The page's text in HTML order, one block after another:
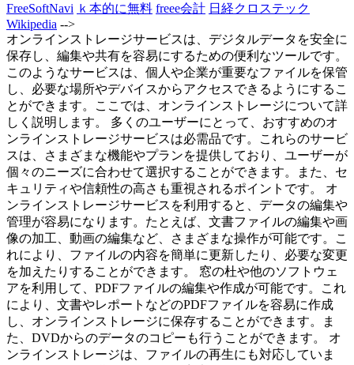
FreeSoftNavi ｋ本的に無料 freee会計 日経クロステック
Wikipedia -->
オンラインストレージサービスは、デジタルデータを安全に
保存し、編集や共有を容易にするための便利なツールです。
このようなサービスは、個人や企業が重要なファイルを保管
し、必要な場所やデバイスからアクセスできるようにするこ
とができます。ここでは、オンラインストレージについて詳
しく説明します。 多くのユーザーにとって、おすすめのオ
ンラインストレージサービスは必需品です。これらのサービ
スは、さまざまな機能やプランを提供しており、ユーザーが
個々のニーズに合わせて選択することができます。また、セ
キュリティや信頼性の高さも重視されるポイントです。 オ
ンラインストレージサービスを利用すると、データの編集や
管理が容易になります。たとえば、文書ファイルの編集や画
像の加工、動画の編集など、さまざまな操作が可能です。こ
れにより、ファイルの内容を簡単に更新したり、必要な変更
を加えたりすることができます。 窓の杜や他のソフトウェ
アを利用して、PDFファイルの編集や作成が可能です。これ
により、文書やレポートなどのPDFファイルを容易に作成
し、オンラインストレージに保存することができます。ま
た、DVDからのデータのコピーも行うことができます。 オ
ンラインストレージは、ファイルの再生にも対応していま